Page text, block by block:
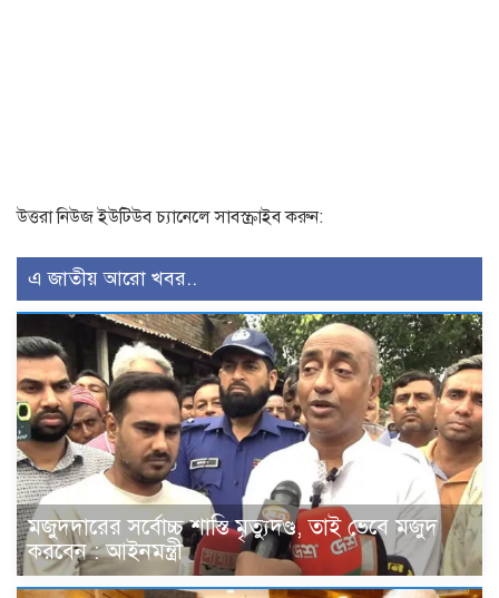
উত্তরা নিউজ ইউটিউব চ্যানেলে সাবস্ক্রাইব করুন:
এ জাতীয় আরো খবর..
মজুদদারের সর্বোচ্চ শাস্তি মৃত্যুদণ্ড, তাই ভেবে মজুদ
করবেন : আইনমন্ত্রী